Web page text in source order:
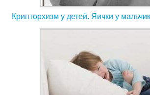
Крипторхизм у детей. Яички у